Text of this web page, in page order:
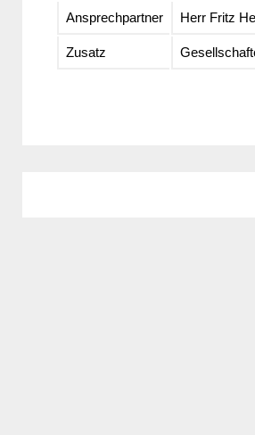
Ansprechpartner Herr Fritz
Zusatz